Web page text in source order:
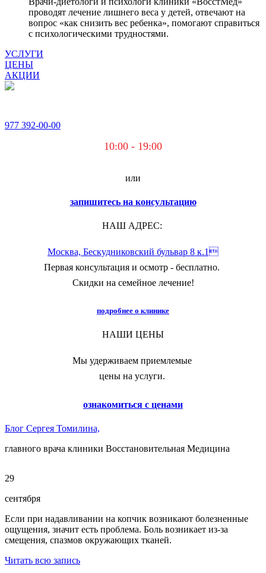
проводят лечение лишнего веса у детей, отвечают на
вопрос «как снизить вес ребенка», помогают справиться
с психологическими трудностями.
УСЛУГИ
ЦЕНЫ
АКЦИИ
977 392-00-00
10:00 - 19:00
или
запишитесь на консультацию
НАШ АДРЕС:
Москва, Бескудниковский бульвар 8 к.1
Первая консультация и осмотр - бесплатно.
Скидки на семейное лечение!
подробнее о клинике
НАШИ ЦЕНЫ
Мы удерживаем приемлемые
цены на услуги.
ознакомиться с ценами
Блог Сергея Томилина,
главного врача клиники Восстановительная Медицина
29
сентября
Если при надавливании на копчик возникают болезненные
ощущения, значит есть проблема. Боль возникает из-за
смещения, спазмов окружающих тканей.
Читать всю запись